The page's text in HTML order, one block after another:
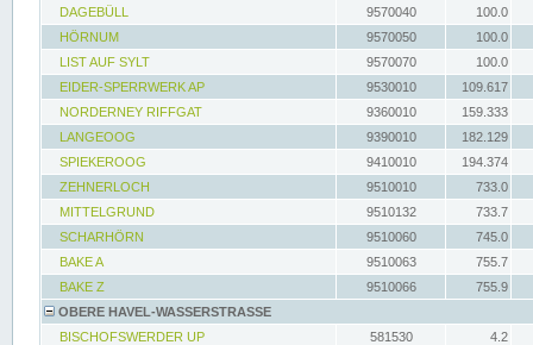
DAGEBÜLL 9570040
100.0
HÖRNUM
9570050
100.0
LIST AUF SYLT
9570070
100.0
EIDER-SPERRWERK AP
9530010
109.617
NORDERNEY RIFFGAT
9360010
159.333
LANGEOOG
9390010
182.129
SPIEKEROOG
9410010
194.374
ZEHNERLOCH
9510010
733.0
MITTELGRUND
9510132
733.7
SCHARHÖRN
9510060
745.0
BAKE A
9510063
755.7
BAKE Z
9510066
755.9
OBERE HAVEL-WASSERSTRASSE
BISCHOFSWERDER UP
581530
4.2